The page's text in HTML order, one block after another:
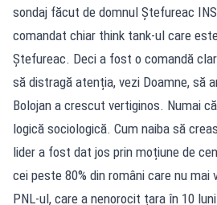
sondaj făcut de domnul Ștefureac
comandat chiar think tank-ul care
Ștefureac. Deci a fost o comandă
să distragă atenția, vezi Doamne, să
Bolojan a crescut vertiginos. Numai
logică sociologică. Cum naiba să
lider a fost dat jos prin moțiune de
cei peste 80% din români care nu mai
PNL-ul, care a nenorocit țara în 10